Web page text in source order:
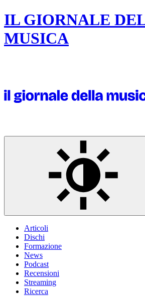
IL GIORNALE
MUSICA
Articoli
Dischi
Formazione
News
Podcast
Recensioni
Streaming
Ricerca